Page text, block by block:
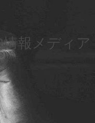
報メディア